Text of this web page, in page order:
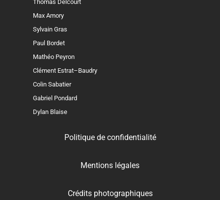
Thomas Delcourt
Max Amory
Sylvain Gras
Paul Bordet
Mathéo Peyron
Clément Estrat–Baudry
Colin Sabatier
Gabriel Pondard
Dylan Blaise
Politique de confidentialité
Mentions légales
Crédits photographiques